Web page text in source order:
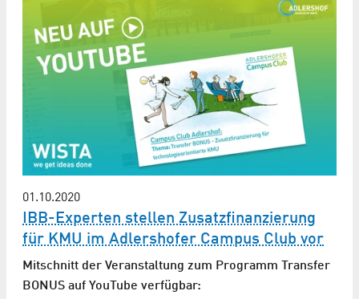
01.10.2020
IBB-Experten stellen Zusatzfinanzierung
für KMU im Adlershofer Campus Club vor
Mitschnitt der Veranstaltung zum Programm Transfer
BONUS auf YouTube verfügbar: